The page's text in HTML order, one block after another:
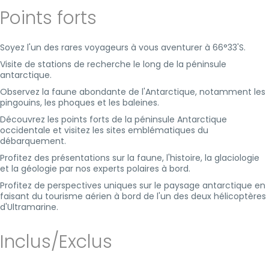
Points forts
Soyez l'un des rares voyageurs à vous aventurer à 66°33'S.
Visite de stations de recherche le long de la péninsule
antarctique.
Observez la faune abondante de l'Antarctique, notamment les
pingouins, les phoques et les baleines.
Découvrez les points forts de la péninsule Antarctique
occidentale et visitez les sites emblématiques du
débarquement.
Profitez des présentations sur la faune, l'histoire, la glaciologie
et la géologie par nos experts polaires à bord.
Profitez de perspectives uniques sur le paysage antarctique en
faisant du tourisme aérien à bord de l'un des deux hélicoptères
d'Ultramarine.
Inclus/Exclus